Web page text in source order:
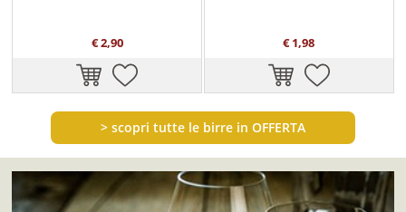
€ 2,90 € 1,98
>scopri tutte le birre in OFFERTA